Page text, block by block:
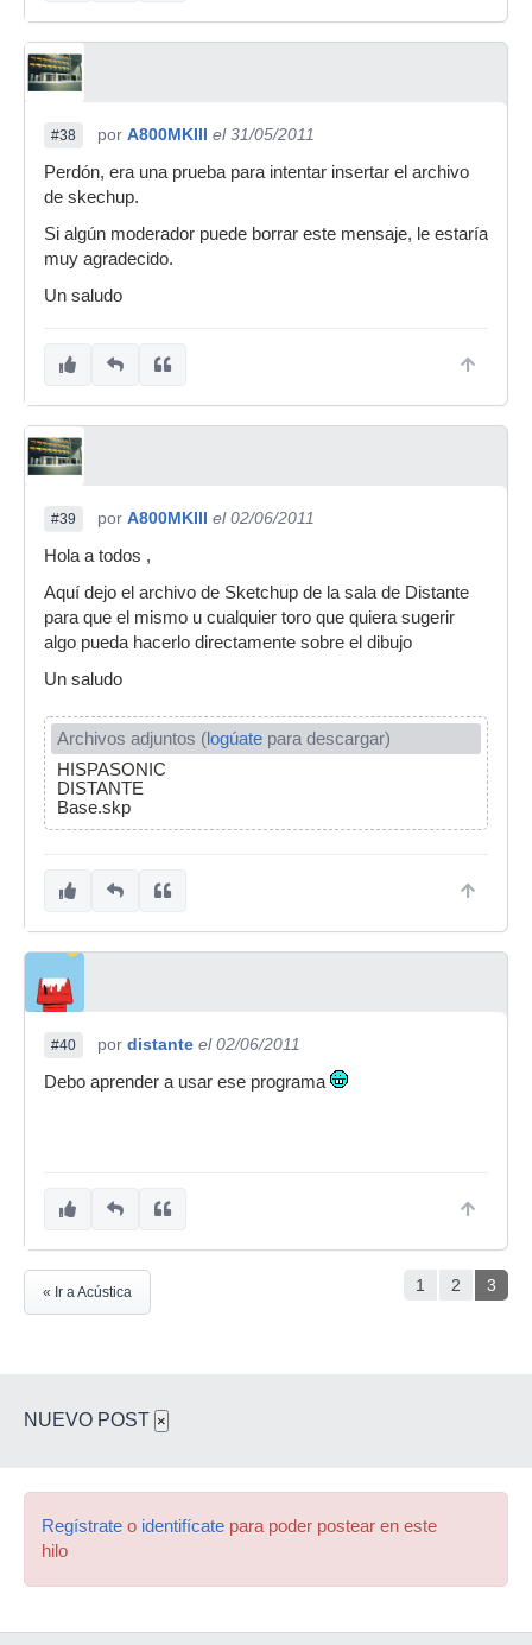
#38 por A800MKIII el 31/05/2011
Perdón, era una prueba para intentar insertar el archivo
de skechup.
Si algún moderador puede borrar este mensaje, le estaría
muy agradecido.
Un saludo
#39 por A800MKIII el 02/06/2011
Hola a todos ,
Aquí dejo el archivo de Sketchup de la sala de Distante
para que el mismo u cualquier toro que quiera sugerir
algo pueda hacerlo directamente sobre el dibujo
Un saludo
Archivos adjuntos (logúate para descargar)
HISPASONIC
DISTANTE
Base.skp
#40 por distante el 02/06/2011
Debo aprender a usar ese programa
1 2 3
« Ir a Acústica
NUEVO POST ×
Regístrate o identifícate para poder postear en este
hilo